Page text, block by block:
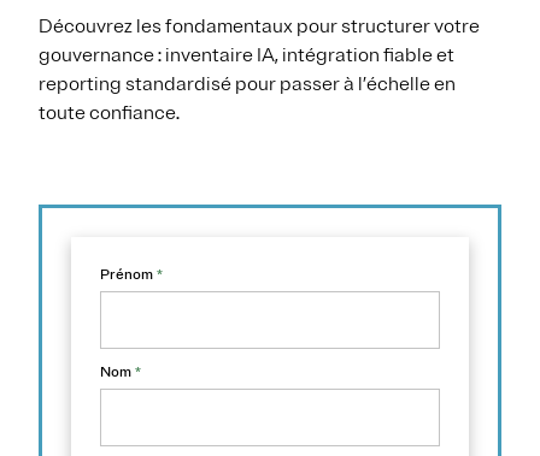
Découvrez les fondamentaux pour structurer votre
gouvernance : inventaire IA, intégration fiable et
reporting standardisé pour passer à l’échelle en
toute confiance.
Prénom *
Nom *